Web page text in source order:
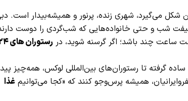
که در ذهن شکل می‌گیرد، شهری زنده، پرنور و همیشه‌بیدار است.
شیفت شب و حتی خانواده‌هایی که شب‌گردی را دوست
چند باشد؛ اگر گرسنه شوید، در
رستوران
گرفته تا رستوران‌های بین‌المللی لوکس، همه‌چیز
همیشه پرس‌وجو کنند که «کجا می‌توانیم غذا